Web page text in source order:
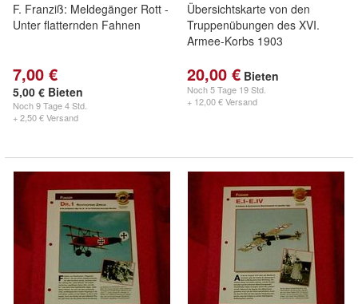
F. Franziß: Meldegänger Rott -
Unter flatternden Fahnen
7,00 €
5,00 € Bieten
Noch9 Tage 4 Std.
+ 2,50 € Versand
Übersichtskarte von den
Truppenübungen des XVI.
Armee-Korbs 1903
20,00 € Bieten
Noch5 Tage 19 Std.
+ 12,00 € Versand